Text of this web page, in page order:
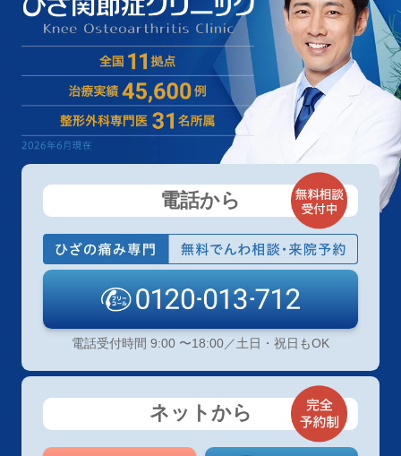
電話から
電話受付時間 9:00 〜18:00／土日・祝日もOK
ネットから